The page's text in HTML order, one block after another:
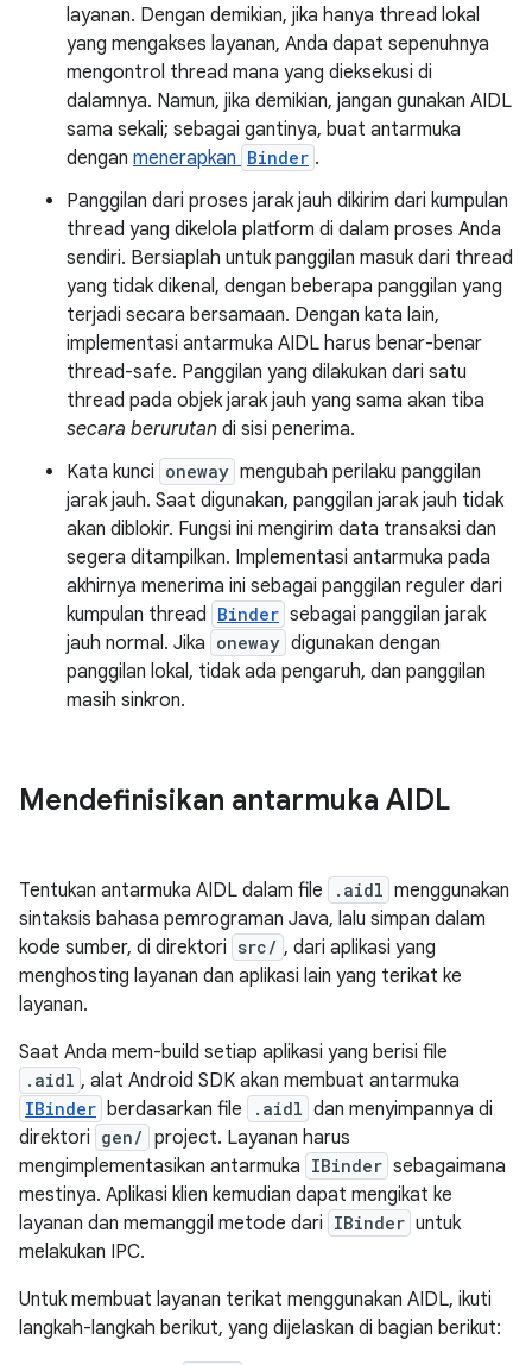
layanan. Dengan demikian, jika hanya thread lokal
yang mengakses layanan, Anda dapat sepenuhnya
mengontrol thread mana yang dieksekusi di
dalamnya. Namun, jika demikian, jangan gunakan AIDL
sama sekali; sebagai gantinya, buat antarmuka
dengan menerapkan Binder .
Panggilan dari proses jarak jauh dikirim dari kumpulan
thread yang dikelola platform di dalam proses Anda
sendiri. Bersiaplah untuk panggilan masuk dari thread
yang tidak dikenal, dengan beberapa panggilan yang
terjadi secara bersamaan. Dengan kata lain,
implementasi antarmuka AIDL harus benar-benar
thread-safe. Panggilan yang dilakukan dari satu
thread pada objek jarak jauh yang sama akan tiba
secara berurutan di sisi penerima.
Kata kunci oneway mengubah perilaku panggilan
jarak jauh. Saat digunakan, panggilan jarak jauh tidak
akan diblokir. Fungsi ini mengirim data transaksi dan
segera ditampilkan. Implementasi antarmuka pada
akhirnya menerima ini sebagai panggilan reguler dari
kumpulan thread Binder sebagai panggilan jarak
jauh normal. Jika oneway digunakan dengan
panggilan lokal, tidak ada pengaruh, dan panggilan
masih sinkron.
Mendefinisikan antarmuka AIDL
Tentukan antarmuka AIDL dalam file .aidl menggunakan
sintaksis bahasa pemrograman Java, lalu simpan dalam
kode sumber, di direktori src/ , dari aplikasi yang
menghosting layanan dan aplikasi lain yang terikat ke
layanan.
Saat Anda mem-build setiap aplikasi yang berisi file
.aidl , alat Android SDK akan membuat antarmuka
IBinder berdasarkan file .aidl dan menyimpannya di
direktori gen/ project. Layanan harus
mengimplementasikan antarmuka IBinder sebagaimana
mestinya. Aplikasi klien kemudian dapat mengikat ke
layanan dan memanggil metode dari IBinder untuk
melakukan IPC.
Untuk membuat layanan terikat menggunakan AIDL, ikuti
langkah-langkah berikut, yang dijelaskan di bagian berikut: